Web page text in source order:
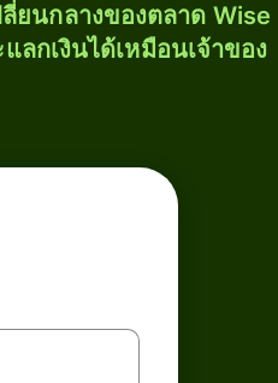
ยนกลางของตลาด Wise
ลกเงินได้เหมือนเจ้าของ